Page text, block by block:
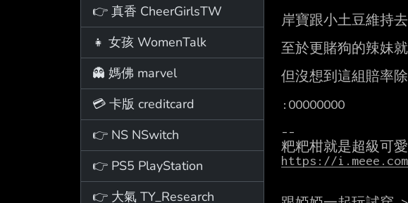
👉 真香 CheerGirlsTW
👧 女孩 WomenTalk
👻 媽佛 marvel
💳 卡版 creditcard
👉 NS NSwitch
👉 PS5 PlayStation
👉 大氣 TY_Research
岸寶跟小土豆維持
至於更賭狗的辣妹
但沒想到這組賠率
:OOOOOOOO
--
https://